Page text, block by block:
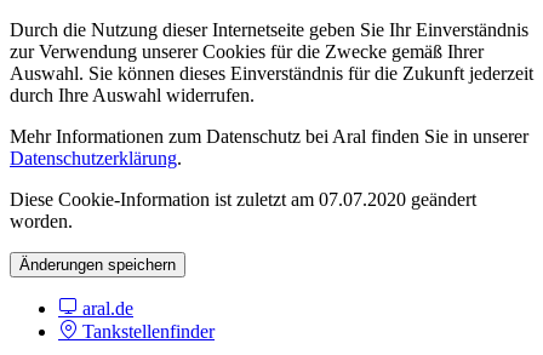
Durch die Nutzung dieser Internetseite geben Sie Ihr Einverständnis
zur Verwendung unserer Cookies für die Zwecke gemäß Ihrer
Auswahl. Sie können dieses Einverständnis für die Zukunft jederzeit
durch Ihre Auswahl widerrufen.
Mehr Informationen zum Datenschutz bei Aral finden Sie in unserer
Datenschutzerklärung.
Diese Cookie-Information ist zuletzt am 07.07.2020 geändert
worden.
Änderungen speichern
aral.de
Tankstellenfinder